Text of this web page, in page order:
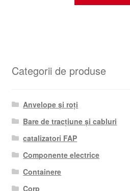
Categorii de produse
Anvelope și roți
Bare de tracțiune și cabluri
catalizatori FAP
Componente electrice
Containere
Corp